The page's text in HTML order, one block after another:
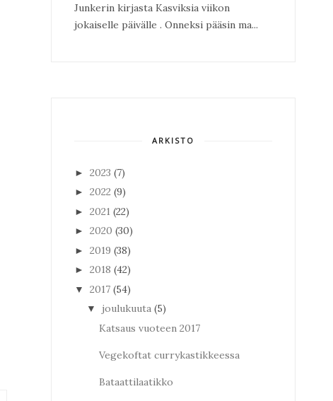
Junkerin kirjasta Kasviksia viikon
jokaiselle päivälle . Onneksi pääsin ma...
ARKISTO
► 2023 (7)
► 2022 (9)
► 2021 (22)
► 2020 (30)
► 2019 (38)
► 2018 (42)
▼ 2017 (54)
▼ joulukuuta (5)
Katsaus vuoteen 2017
Vegekoftat currykastikkeessa
Bataattilaatikko